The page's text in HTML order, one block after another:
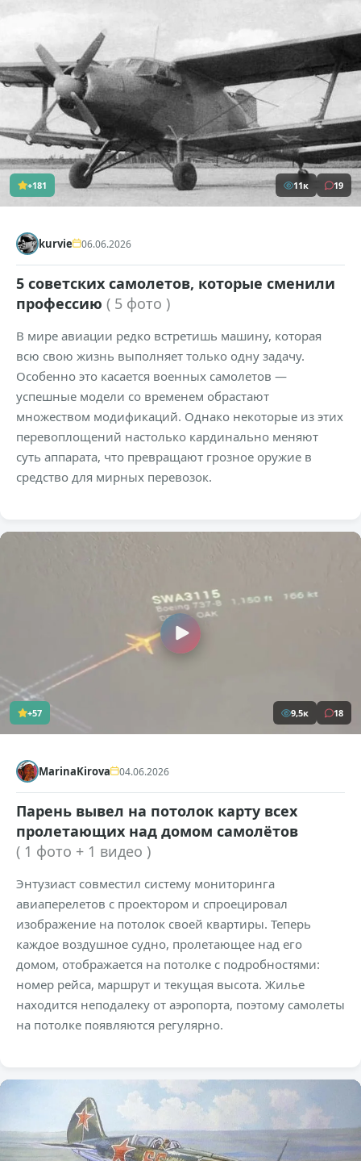
+181 11к 19
kurvie 06.06.2026
5 советских самолетов, которые сменили
профессию ( 5 фото )
В мире авиации редко встретишь машину, которая
всю свою жизнь выполняет только одну задачу.
Особенно это касается военных самолетов —
успешные модели со временем обрастают
множеством модификаций. Однако некоторые из этих
перевоплощений настолько кардинально меняют
суть аппарата, что превращают грозное оружие в
средство для мирных перевозок.
+57 9,5к 18
MarinaKirova 04.06.2026
Парень вывел на потолок карту всех
пролетающих над домом самолётов
( 1 фото + 1 видео )
Энтузиаст совместил систему мониторинга
авиаперелетов с проектором и спроецировал
изображение на потолок своей квартиры. Теперь
каждое воздушное судно, пролетающее над его
домом, отображается на потолке с подробностями:
номер рейса, маршрут и текущая высота. Жилье
находится неподалеку от аэропорта, поэтому самолеты
на потолке появляются регулярно.